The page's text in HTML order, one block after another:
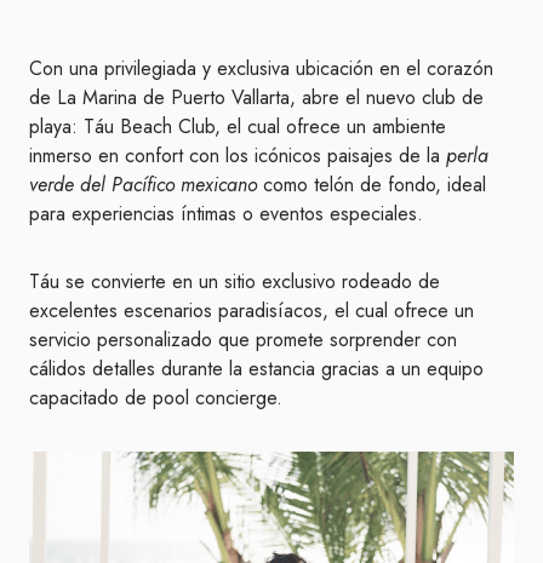
Con una privilegiada y exclusiva ubicación en el corazón
de La Marina de Puerto Vallarta, abre el nuevo club de
playa: Táu Beach Club, el cual ofrece un ambiente
inmerso en confort con los icónicos paisajes de la perla
verde del Pacífico mexicanocomo telón de fondo, ideal
para experiencias íntimas o eventos especiales.
Táu se convierte en un sitio exclusivo rodeado de
excelentes escenarios paradisíacos, el cual ofrece un
servicio personalizado que promete sorprender con
cálidos detalles durante la estancia gracias a un equipo
capacitado de pool concierge.